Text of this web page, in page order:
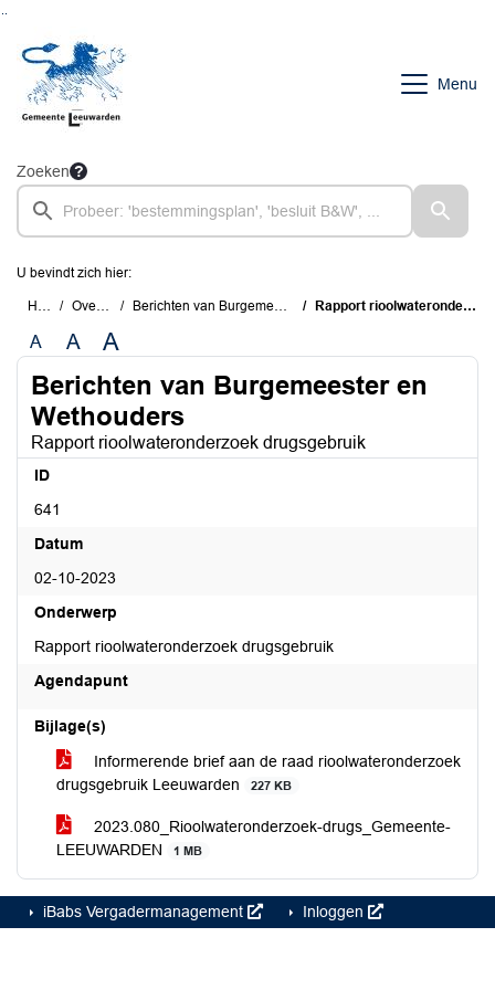
Menu
Zoeken
U bevindt zich hier:
Home Overzichten Berichten van Burgemeester en Wethouders Rapport rioolwateronderzoek drugsgebruik
A A A
Berichten van Burgemeester en
Wethouders
Rapport rioolwateronderzoek drugsgebruik
ID
641
Datum
02-10-2023
Onderwerp
Rapport rioolwateronderzoek drugsgebruik
Agendapunt
Bijlage(s)
Informerende brief aan de raad rioolwateronderzoek
drugsgebruik Leeuwarden
227 KB
2023.080_Rioolwateronderzoek-drugs_Gemeente-
LEEUWARDEN
1 MB
iBabs Vergadermanagement Inloggen